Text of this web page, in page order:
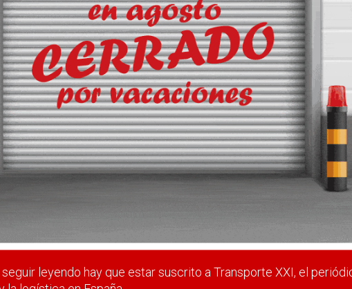
servicio integral
por carretera de carga completa, gana capacidad logística tanto en
en Tarragona, como en Polonia, país donde cuenta con una filial.
estar suscrito a Transporte XXI, el periódico del transporte y
Nombre de usuario (elija un nombre)*
leyendo hay que estar suscrito a Transporte XXI, el